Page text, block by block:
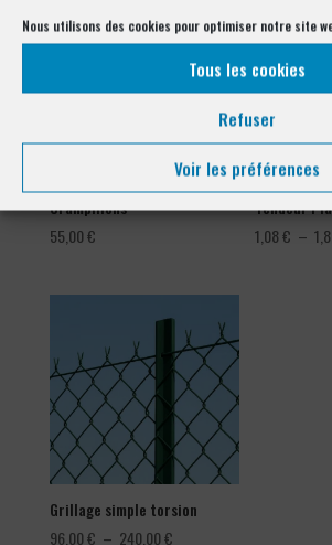
Nous utilisons des cookies pour optimiser notre site
Tous les cookies
Refuser
Voir les préférences
Crampillons
55,00€
Tendeur
1,08€ –
Grillage simple torsion
96,00€ – 240,00€Plage